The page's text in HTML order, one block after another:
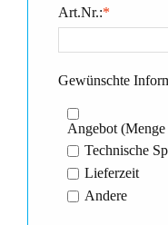
*
Art.Nr.:
Gewünschte
Angebot
Technische
Lieferzeit
Andere